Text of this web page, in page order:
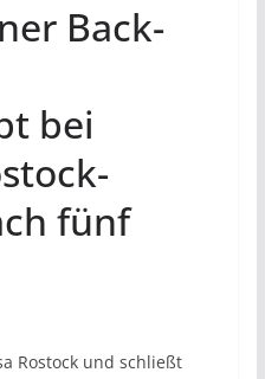
Back-
bei
fünf
Rostock und schließt